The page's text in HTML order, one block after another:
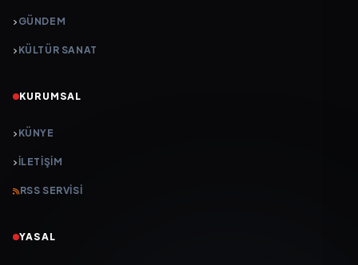
GÜNDEM
KÜLTÜR SANAT
KURUMSAL
KÜNYE
İLETIŞIM
RSS SERVISI
YASAL